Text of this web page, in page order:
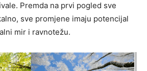
Premda na prvi pogled sve
sve promjene imaju potencijal
mir i ravnotežu.